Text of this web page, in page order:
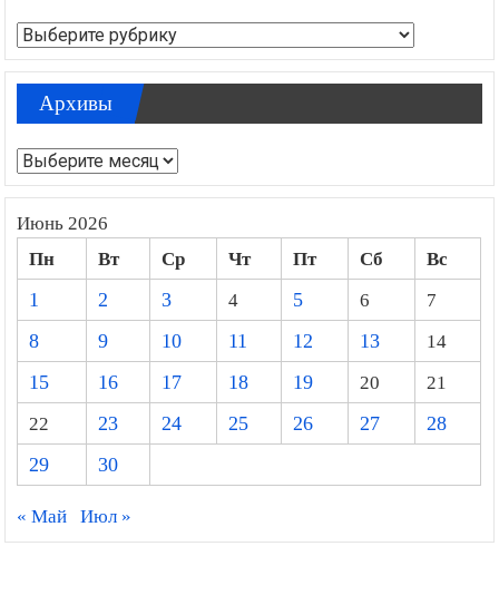
Рубрики
Архивы
Архивы
Июнь 2026
Пн Вт Ср Чт Пт Сб
Вс
1
2 3 4 5 6
7
8
9 10 11 12 13
14
15
16 17 18 19 20
21
22
23 24 25 26 27
28
29
30
« Май Июл »